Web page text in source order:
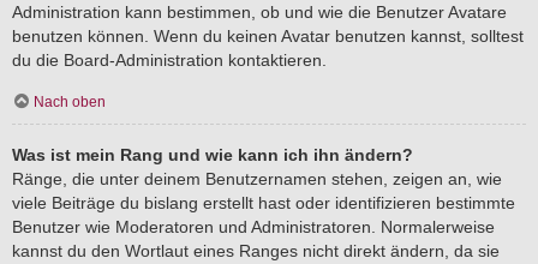
Administration kann bestimmen, ob und wie die Benutzer Avatare
benutzen können. Wenn du keinen Avatar benutzen kannst, solltest
du die Board-Administration kontaktieren.
Nach oben
Was ist mein Rang und wie kann ich ihn ändern?
Ränge, die unter deinem Benutzernamen stehen, zeigen an, wie
viele Beiträge du bislang erstellt hast oder identifizieren bestimmte
Benutzer wie Moderatoren und Administratoren. Normalerweise
kannst du den Wortlaut eines Ranges nicht direkt ändern, da sie